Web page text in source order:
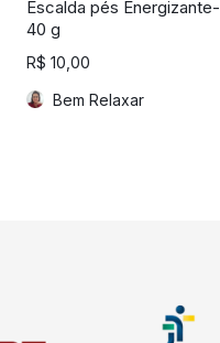
Escalda pés Energizante-
40 g
R$ 10,00
Bem Relaxar